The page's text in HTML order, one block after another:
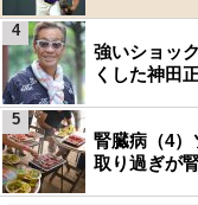
強いショッ
くした神田
4
腎臓病（4）
取り過ぎが
5